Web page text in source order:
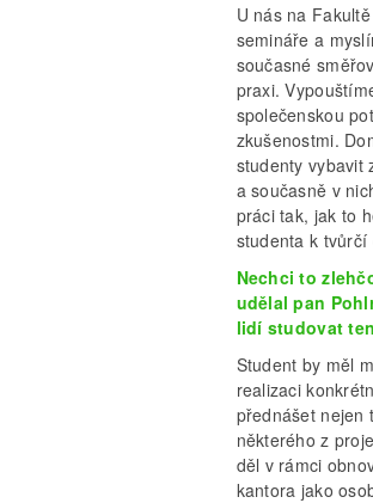
U nás na
semináře a
současné
praxi.
společenskou
zkušenostmi.
studenty vybavit
a současně v
práci tak, jak to
studenta k tvůrčí
Nechci to
udělal pan
lidí studovat
Student by měl
realizaci
přednášet nejen
některého z
děl v rámci
kantora jako